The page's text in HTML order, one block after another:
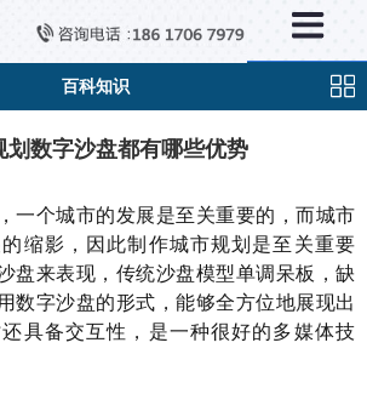
百科知识
划数字沙盘都有哪些优势
一个城市的发展是至关重要的，而城市
缩影，因此制作城市规划是至关重要
盘来表现，传统沙盘模型单调呆板，缺
数字沙盘的形式，能够全方位地展现出
具备交互性，是一种很好的多媒体技
新闻中心
×
行业新闻
问题解答
百科知识